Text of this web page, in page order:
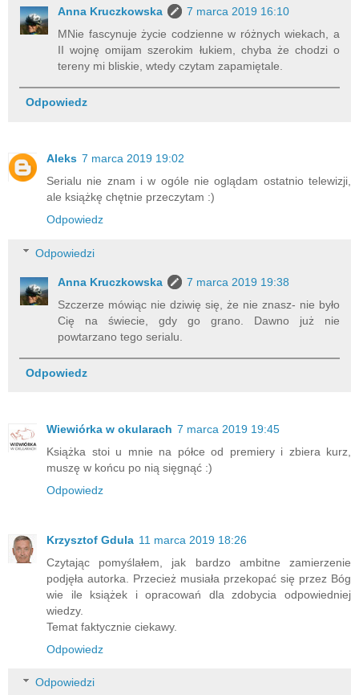
Anna Kruczkowska
7 marca 2019 16:10
MNie fascynuje życie codzienne w różnych wiekach, a
II wojnę omijam szerokim łukiem, chyba że chodzi o
tereny mi bliskie, wtedy czytam zapamiętale.
Odpowiedz
Aleks 7 marca 2019 19:02
Serialu nie znam i w ogóle nie oglądam ostatnio telewizji,
ale książkę chętnie przeczytam :)
Odpowiedz
Odpowiedzi
Anna Kruczkowska
7 marca 2019 19:38
Szczerze mówiąc nie dziwię się, że nie znasz- nie było
Cię na świecie, gdy go grano. Dawno już nie
powtarzano tego serialu.
Odpowiedz
Wiewiórka w okularach 7 marca 2019 19:45
Książka stoi u mnie na półce od premiery i zbiera kurz,
muszę w końcu po nią sięgnąć :)
Odpowiedz
Krzysztof Gdula 11 marca 2019 18:26
Czytając pomyślałem, jak bardzo ambitne zamierzenie
podjęła autorka. Przecież musiała przekopać się przez Bóg
wie ile książek i opracowań dla zdobycia odpowiedniej
wiedzy.
Temat faktycznie ciekawy.
Odpowiedz
Odpowiedzi